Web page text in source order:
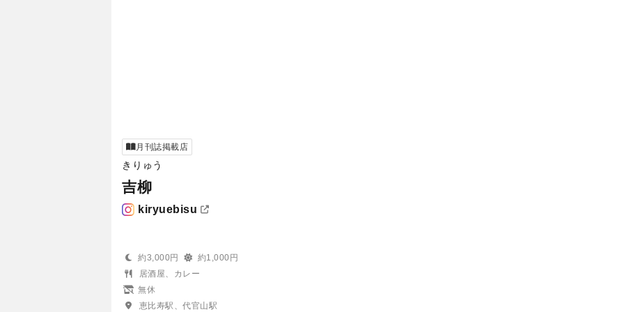
月刊誌掲載店
きりゅう
吉柳
kiryuebisu
約3,000円
約1,000円
居酒屋、カレー
無休
恵比寿駅、代官山駅